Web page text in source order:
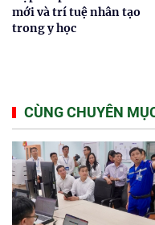
mới và trí tuệ nhân tạo
trong y học
CÙNG CHUYÊN